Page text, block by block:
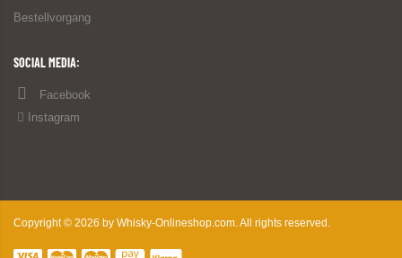
Bestellvorgang
SOCIAL MEDIA:
Facebook
Instagram
Copyright © 2026 by Whisky-Onlineshop.com. All rights reserved.